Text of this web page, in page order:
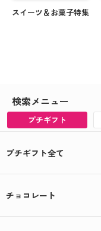
スイーツ＆お菓子特集
検索メニュー
プチギフト
プチギフト全て
チョコレート